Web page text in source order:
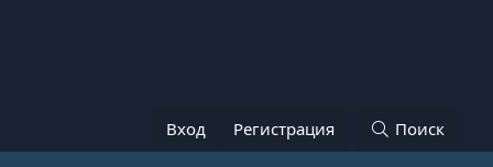
Вход Регистрация Поиск